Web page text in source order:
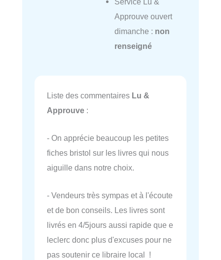
Approuve ouvert
dimanche : non
renseigné
Liste des commentaires Lu &
Approuve :
- On apprécie beaucoup les petites
fiches bristol sur les livres qui nous
aiguille dans notre choix.
- Vendeurs très sympas et à l'écoute
et de bon conseils. Les livres sont
livrés en 4/5jours aussi rapide que e
leclerc donc plus d'excuses pour ne
pas soutenir ce libraire local !